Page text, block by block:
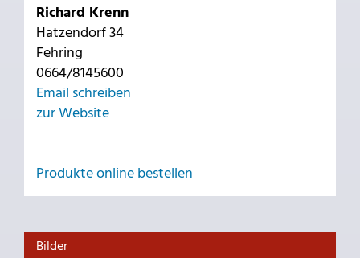
Richard Krenn
Hatzendorf 34
Fehring
0664/8145600
Email schreiben
zur Website
Produkte online bestellen
Bilder